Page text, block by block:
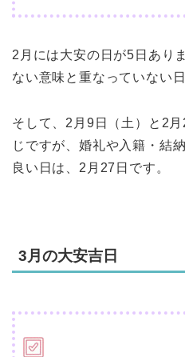
2月には大安の日が5日あり
ない意味と重なっていない
そして、2月9日（土）と2
じですが、婚礼や入籍・結
良い日は、2月27日です。
3月の大安吉日